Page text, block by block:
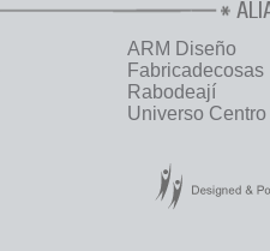
ARM Diseño
Fabricadecosas
Rabodeají
Universo Centro